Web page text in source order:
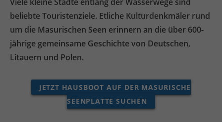
beliebte Touristenziele. Etliche Kulturdenkmäler rund
um die Masurischen Seen erinnern an die über 600-
jährige gemeinsame Geschichte von Deutschen,
Litauern und Polen.
JETZT HAUSBOOT AUF DER MASURISCHE
SEENPLATTE SUCHEN